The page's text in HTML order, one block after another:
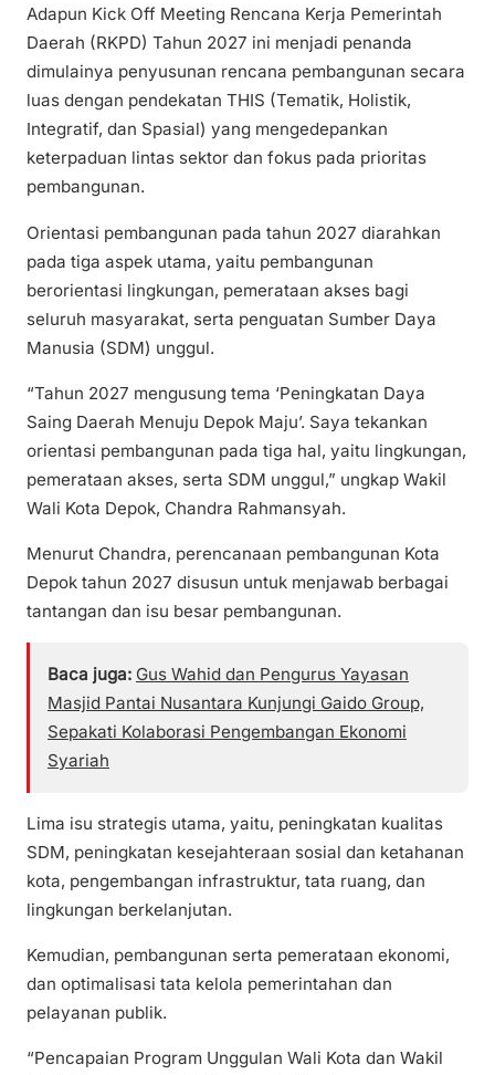
Adapun Kick Off Meeting Rencana Kerja Pemerintah
Daerah (RKPD) Tahun 2027 ini menjadi penanda
dimulainya penyusunan rencana pembangunan secara
luas dengan pendekatan THIS (Tematik, Holistik,
Integratif, dan Spasial) yang mengedepankan
keterpaduan lintas sektor dan fokus pada prioritas
pembangunan.
Orientasi pembangunan pada tahun 2027 diarahkan
pada tiga aspek utama, yaitu pembangunan
berorientasi lingkungan, pemerataan akses bagi
seluruh masyarakat, serta penguatan Sumber Daya
Manusia (SDM) unggul.
“Tahun 2027 mengusung tema ‘Peningkatan Daya
Saing Daerah Menuju Depok Maju’. Saya tekankan
orientasi pembangunan pada tiga hal, yaitu lingkungan,
pemerataan akses, serta SDM unggul,” ungkap Wakil
Wali Kota Depok, Chandra Rahmansyah.
Menurut Chandra, perencanaan pembangunan Kota
Depok tahun 2027 disusun untuk menjawab berbagai
tantangan dan isu besar pembangunan.
Baca juga: Gus Wahid dan Pengurus Yayasan
Masjid Pantai Nusantara Kunjungi Gaido Group,
Sepakati Kolaborasi Pengembangan Ekonomi
Syariah
Lima isu strategis utama, yaitu, peningkatan kualitas
SDM, peningkatan kesejahteraan sosial dan ketahanan
kota, pengembangan infrastruktur, tata ruang, dan
lingkungan berkelanjutan.
Kemudian, pembangunan serta pemerataan ekonomi,
dan optimalisasi tata kelola pemerintahan dan
pelayanan publik.
“Pencapaian Program Unggulan Wali Kota dan Wakil